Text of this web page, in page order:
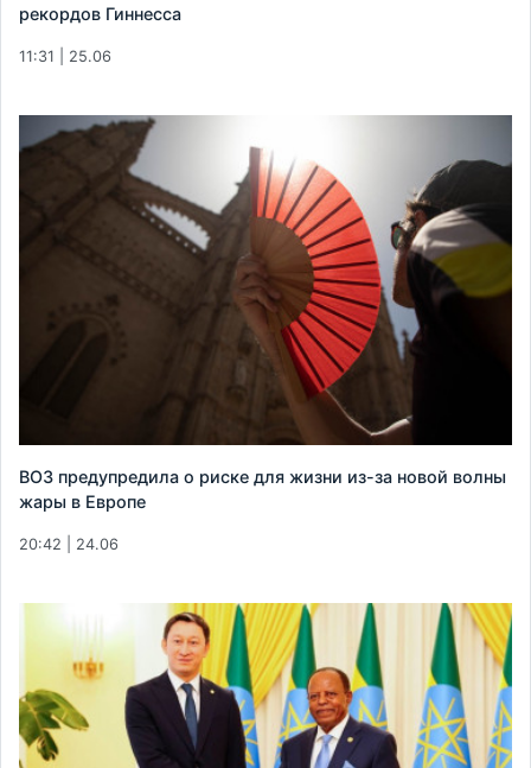
рекордов Гиннесса
11:31 | 25.06
ВОЗ предупредила о риске для жизни из-за новой волны
жары в Европе
20:42 | 24.06